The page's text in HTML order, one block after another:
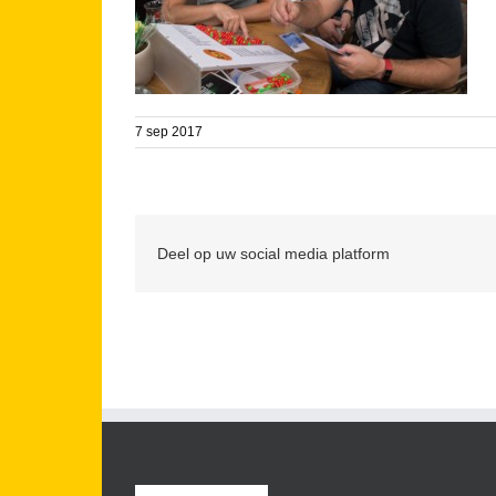
7 sep 2017
Deel op uw social media platform